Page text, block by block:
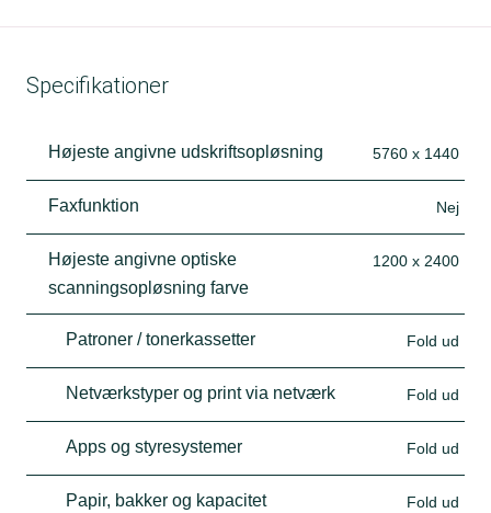
Specifikationer
Højeste angivne udskriftsopløsning 5760 x 1440
Faxfunktion Nej
Højeste angivne optiske
scanningsopløsning farve
1200 x 2400
Patroner / tonerkassetter Fold ud
Netværkstyper og print via netværk Fold ud
Apps og styresystemer Fold ud
Papir, bakker og kapacitet Fold ud